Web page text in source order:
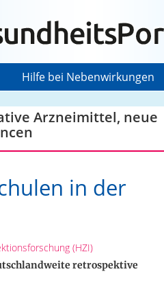
Hilfe bei Nebenwirkungen
Arzneimittel, neue
in der
(HZI)
retrospektive